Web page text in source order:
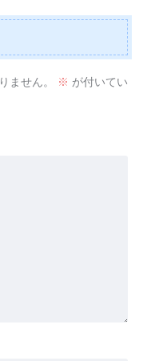
ません。 ※ が付いてい